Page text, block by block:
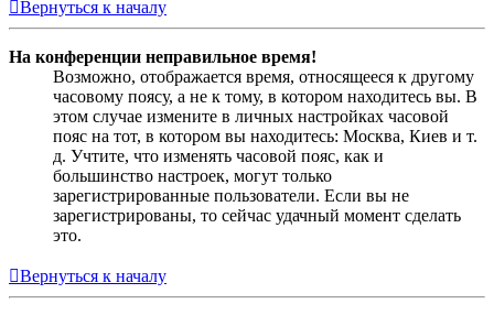
Вернуться к началу
На конференции неправильное время!
Возможно, отображается время, относящееся к другому
часовому поясу, а не к тому, в котором находитесь вы. В
этом случае измените в личных настройках часовой
пояс на тот, в котором вы находитесь: Москва, Киев и т.
д. Учтите, что изменять часовой пояс, как и
большинство настроек, могут только
зарегистрированные пользователи. Если вы не
зарегистрированы, то сейчас удачный момент сделать
это.
Вернуться к началу